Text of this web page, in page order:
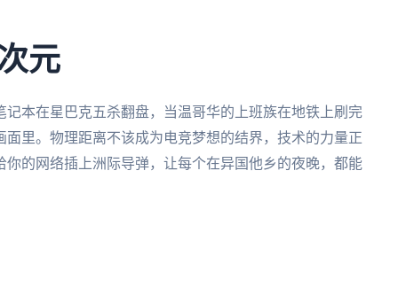
元
本在星巴克五杀翻盘，当温哥华的上班族在地铁上刷完
里。物理距离不该成为电竞梦想的结界，技术的力量正
的网络插上洲际导弹，让每个在异国他乡的夜晚，都能